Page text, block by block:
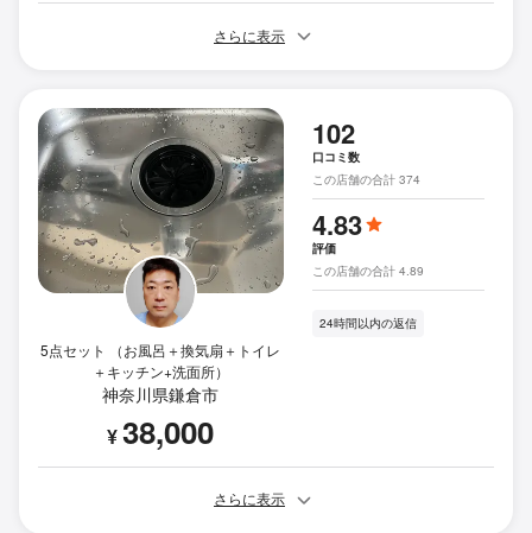
さらに表示
5点セット （お風呂＋換気扇＋トイレ
＋キッチン+洗面所）
神奈川県鎌倉市
¥38,000
102
口コミ数
この店舗の合計 374
4.83
評価
この店舗の合計 4.89
24時間以内の返信
さらに表示